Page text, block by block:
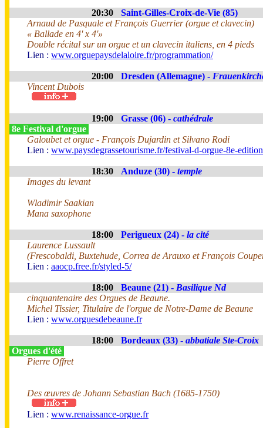
20:30
Saint-Gilles-Croix-de-Vie (85)
Arnaud de Pasquale et François Guerrier (orgue et clavecin)
« Ballade en 4' x 4'»
Double récital sur un orgue et un clavecin italiens, en 4 pieds
Lien : www.orguepaysdelaloire.fr/programmation/
20:00 Dresden (Allemagne) -
Vincent Dubois
19:00 Grasse (06) - cathédrale
8e Festival d'orgue
Galoubet et orgue - François Dujardin et Silvano Rodi
Lien : www.paysdegrassetourisme.fr/festival-d-orgue-8e-
18:30 Anduze (30) - temple
Images du levant
Wladimir Saakian
Mana saxophone
18:00 Perigueux (24) - la cité
Laurence Lussault
(Frescobaldi, Buxtehude, Correa de Arauxo et François
Lien : aaocp.free.fr/styled-5/
18:00 Beaune (21) - Basilique Nd
cinquantenaire des Orgues de Beaune.
Michel Tissier, Titulaire de l'orgue de Notre-Dame de Beaune
Lien : www.orguesdebeaune.fr
18:00 Bordeaux (33) - abbatiale Ste-Croix
Orgues d'été
Pierre Offret
Des œuvres de Johann Sebastian Bach (1685-1750)
Lien : www.renaissance-orgue.fr